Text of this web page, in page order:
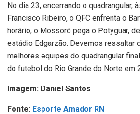
No dia 23, encerrando o quadrangular,
Francisco Ribeiro, o QFC enfrenta o
horário, o Mossoró pega o Potyguar,
estádio Edgarzão. Devemos ressaltar
melhores equipes do quadrangular
do futebol do Rio Grande do Norte em
Imagem: Daniel Santos
Fonte: Esporte Amador RN